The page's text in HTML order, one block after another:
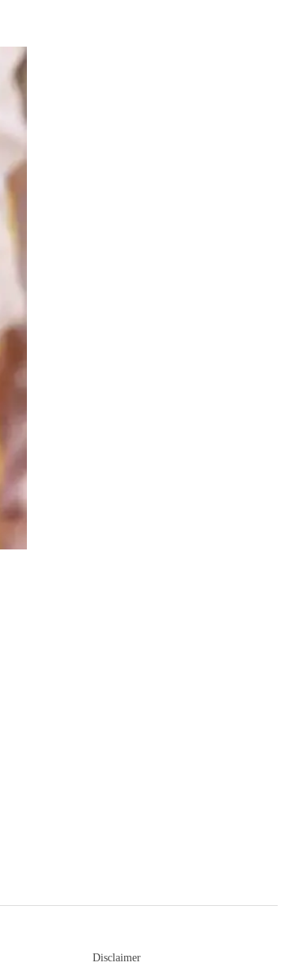
Disclaimer